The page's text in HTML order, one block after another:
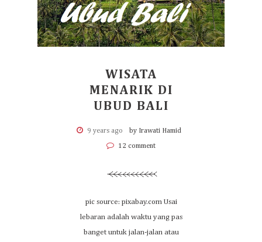
WISATA
MENARIK DI
UBUD BALI
9 years ago by Irawati Hamid
12 comment
pic source: pixabay.com Usai
lebaran adalah waktu yang pas
banget untuk jalan-jalan atau